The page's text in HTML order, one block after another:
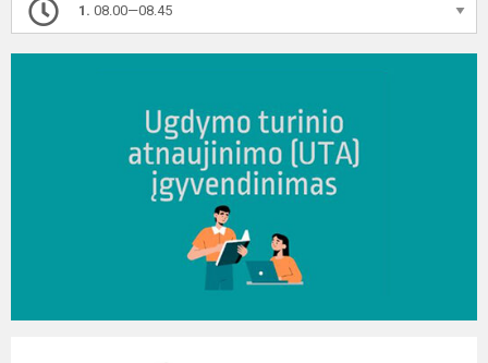
1. 08.00—08.45